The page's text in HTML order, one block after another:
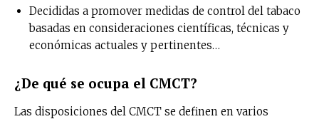
Decididas a promover medidas de control del tabaco
basadas en consideraciones científicas, técnicas y
económicas actuales y pertinentes…
¿De qué se ocupa el CMCT?
Las disposiciones del CMCT se definen en varios